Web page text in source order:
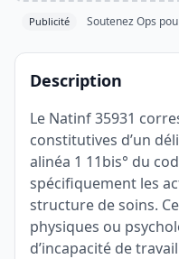
Publicité Soutenez Ops
Description
Le Natinf 35931
constitutives d’un
alinéa 1 11bis° du
spécifiquement les
structure de soins.
physiques ou
d’incapacité de